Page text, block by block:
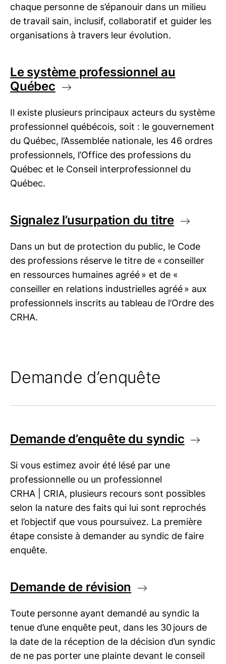
chaque personne de s’épanouir dans un milieu
de travail sain, inclusif, collaboratif et guider les
organisations à travers leur évolution.
Le système professionnel au
Québec
Il existe plusieurs principaux acteurs du système
professionnel québécois, soit : le gouvernement
du Québec, l’Assemblée nationale, les 46 ordres
professionnels, l’Office des professions du
Québec et le Conseil interprofessionnel du
Québec.
Signalez l’usurpation du titre
Dans un but de protection du public, le Code
des professions réserve le titre de « conseiller
en ressources humaines agréé » et de «
conseiller en relations industrielles agréé » aux
professionnels inscrits au tableau de l’Ordre des
CRHA.
Demande d’enquête
Demande d’enquête du syndic
Si vous estimez avoir été lésé par une
professionnelle ou un professionnel
CRHA | CRIA, plusieurs recours sont possibles
selon la nature des faits qui lui sont reprochés
et l’objectif que vous poursuivez. La première
étape consiste à demander au syndic de faire
enquête.
Demande de révision
Toute personne ayant demandé au syndic la
tenue d’une enquête peut, dans les 30 jours de
la date de la réception de la décision d’un syndic
de ne pas porter une plainte devant le conseil